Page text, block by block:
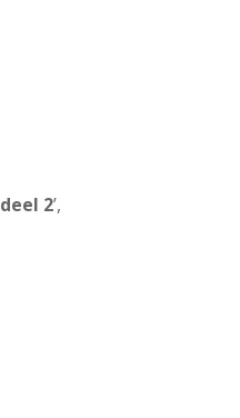
deel 2’,